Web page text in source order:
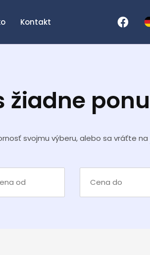
Kontakt
žiadne
svojmu výberu, alebo sa vráťte na